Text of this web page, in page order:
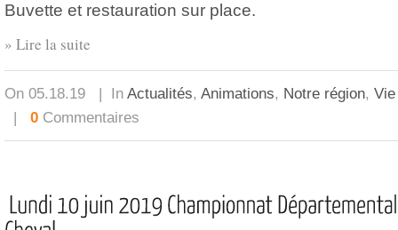
Buvette et restauration sur place.
» Lire la suite
On 05.18.19 | In Actualités, Animations, Notre région,
0 Commentaires